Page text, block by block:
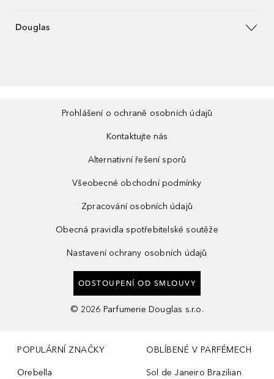
Douglas
Prohlášení o ochraně osobních údajů
Kontaktujte nás
Alternativní řešení sporů
Všeobecné obchodní podmínky
Zpracování osobních údajů
Obecná pravidla spotřebitelské soutěže
Nastavení ochrany osobních údajů
ODSTOUPENÍ OD SMLOUVY
© 2026 Parfumerie Douglas s.r.o.
POPULÁRNÍ ZNAČKY
Orebella
OBLÍBENÉ V PARFÉMECH
Sol de Janeiro Brazilian